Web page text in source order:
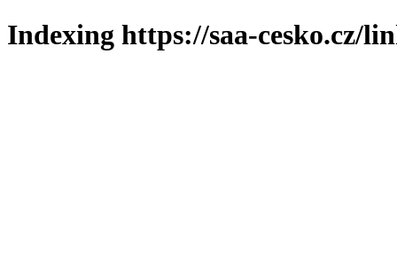
Indexing https://saa-cesko.cz/